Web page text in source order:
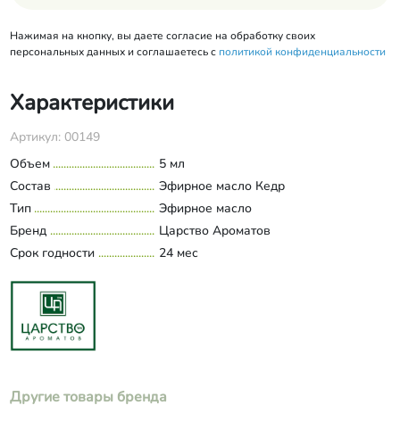
Нажимая на кнопку, вы даете согласие на обработку своих
персональных данных и соглашаетесь с политикой конфиденциальности
Характеристики
Артикул: 00149
Объем
5 мл
Состав
Эфирное масло Кедр
Тип
Эфирное масло
Бренд
Царство Ароматов
Срок годности
24 мес
Другие товары бренда